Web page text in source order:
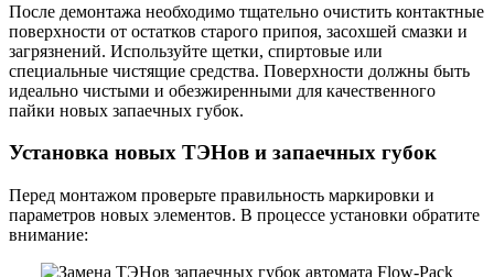
После демонтажа необходимо тщательно очистить контактные
поверхности от остатков старого припоя, засохшей смазки и
загрязнений. Используйте щетки, спиртовые или
специальные чистящие средства. Поверхности должны быть
идеально чистыми и обезжиренными для качественного
пайки новых запаечных губок.
Установка новых ТЭНов и запаечных губок
Перед монтажом проверьте правильность маркировки и
параметров новых элементов. В процессе установки обратите
внимание: